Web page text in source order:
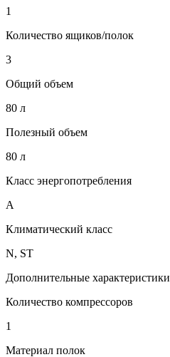
1
Количество ящиков/полок
3
Общий объем
80 л
Полезный объем
80 л
Класс энергопотребления
A
Климатический класс
N, ST
Дополнительные характеристики
Количество компрессоров
1
Материал полок